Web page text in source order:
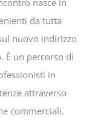
da tutta
nuovo indirizzo
È un percorso di
in
attraverso
commerciali.